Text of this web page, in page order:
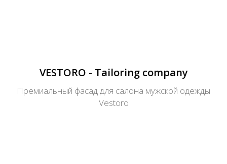
VESTORO - Tailoring company
Премиальный фасад для салона мужской одежды
Vestoro